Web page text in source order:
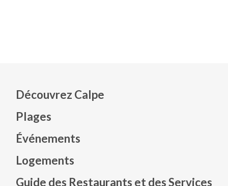
Découvrez Calpe
Plages
Événements
Logements
Guide des Restaurants et des Services